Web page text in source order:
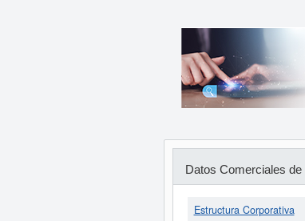
Datos Comerciales de
Estructura Corporativa